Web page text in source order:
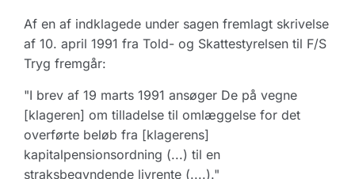
Af en af indklagede under sagen fremlagt skrivelse
af 10. april 1991 fra Told- og Skattestyrelsen til F/S
Tryg fremgår:
"I brev af 19 marts 1991 ansøger De på vegne
[klageren] om tilladelse til omlæggelse for det
overførte beløb fra [klagerens]
kapitalpensionsordning (...) til en
straksbegyndende livrente (....)."